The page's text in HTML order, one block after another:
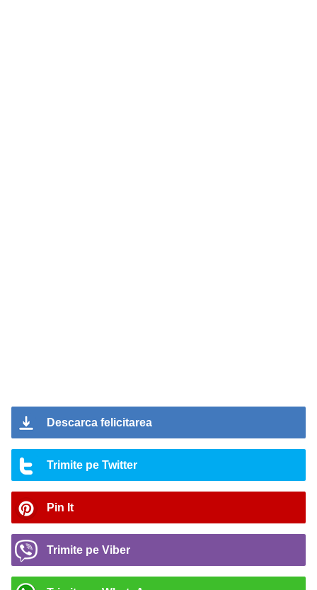
Descarca felicitarea
Trimite pe Twitter
Pin It
Trimite pe Viber